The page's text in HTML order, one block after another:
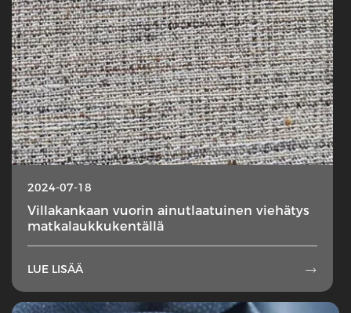
2024-07-18
Villakankaan vuorin ainutlaatuinen viehätys
matkalaukkukentällä
LUE LISÄÄ 